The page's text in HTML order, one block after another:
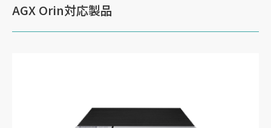
AGX Orin対応製品